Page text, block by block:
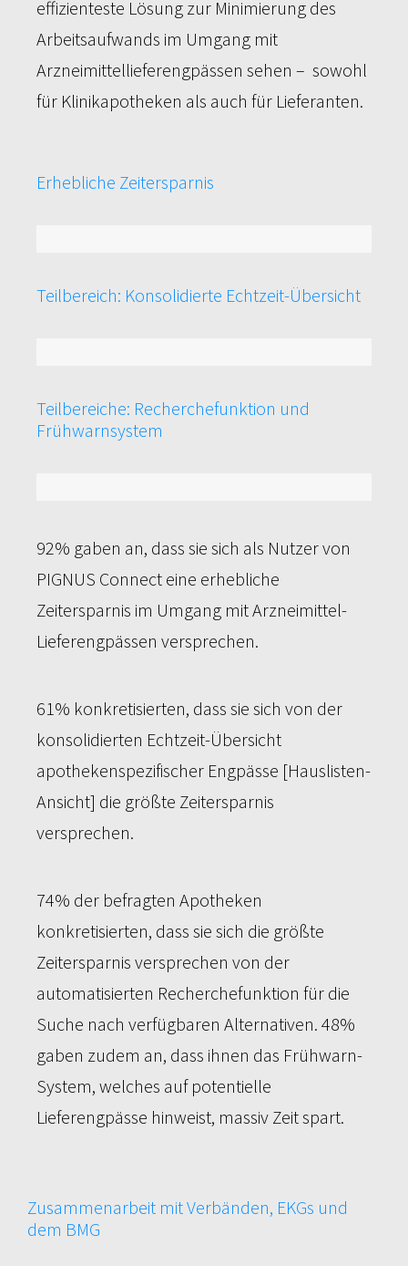
effizienteste Lösung zur Minimierung des
Arbeitsaufwands im Umgang mit
Arzneimittellieferengpässen sehen – sowohl
für Klinikapotheken als auch für Lieferanten.
Erhebliche Zeitersparnis
Teilbereich: Konsolidierte Echtzeit-Übersicht
Teilbereiche: Recherchefunktion und
Frühwarnsystem
92% gaben an, dass sie sich als Nutzer von
PIGNUS Connect eine erhebliche
Zeitersparnis im Umgang mit Arzneimittel-
Lieferengpässen versprechen.
61% konkretisierten, dass sie sich von der
konsolidierten Echtzeit-Übersicht
apothekenspezifischer Engpässe [Hauslisten-
Ansicht] die größte Zeitersparnis
versprechen.
74% der befragten Apotheken
konkretisierten, dass sie sich die größte
Zeitersparnis versprechen von der
automatisierten Recherchefunktion für die
Suche nach verfügbaren Alternativen. 48%
gaben zudem an, dass ihnen das Frühwarn-
System, welches auf potentielle
Lieferengpässe hinweist, massiv Zeit spart.
Zusammenarbeit mit Verbänden, EKGs und
dem BMG